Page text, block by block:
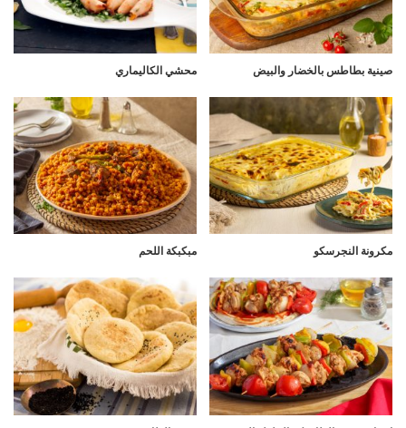
صينية بطاطس بالخضار والبيض محشي الكاليماري
مكرونة النجرسكو مبكبكة اللحم